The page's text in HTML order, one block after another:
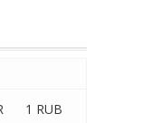
1 RUB